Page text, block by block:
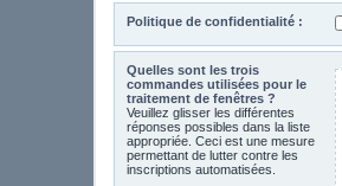
Politique de confidentialité :
Quelles sont les trois
commandes utilisées pour le
traitement de fenêtres ?
Veuillez glisser les différentes
réponses possibles dans la liste
appropriée. Ceci est une mesure
permettant de lutter contre les
inscriptions automatisées.